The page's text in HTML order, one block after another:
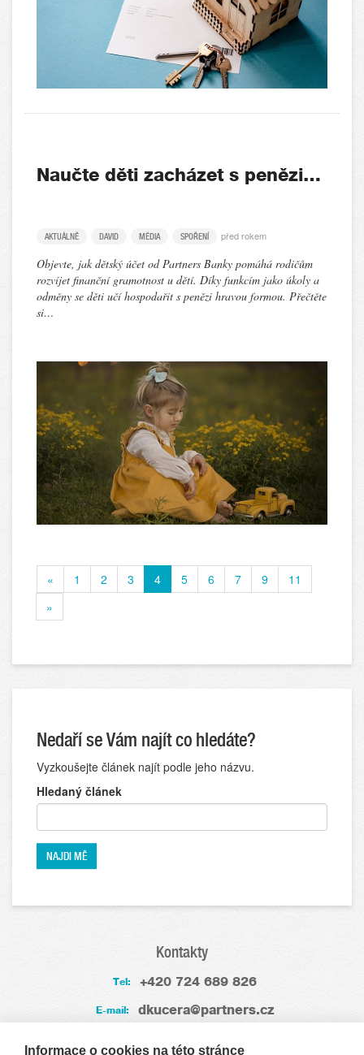
Naučte děti zacházet s penězi…
AKTUÁLNĚ DAVID MÉDIA SPOŘENÍ před rokem
Objevte, jak dětský účet od Partners Banky pomáhá rodičům
rozvíjet finanční gramotnost u dětí. Díky funkcím jako úkoly a
odměny se děti učí hospodařit s penězi hravou formou. Přečtěte
si…
« 1 2 3 4 5 6 7 9
11
»
Nedaří se Vám najít co hledáte?
Vyzkoušejte článek najít podle jeho názvu.
Hledaný článek
Kontakty
Tel: +420 724 689 826
E-mail: dkucera@partners.cz
Zkušenosti
Informace o cookies na této stránce